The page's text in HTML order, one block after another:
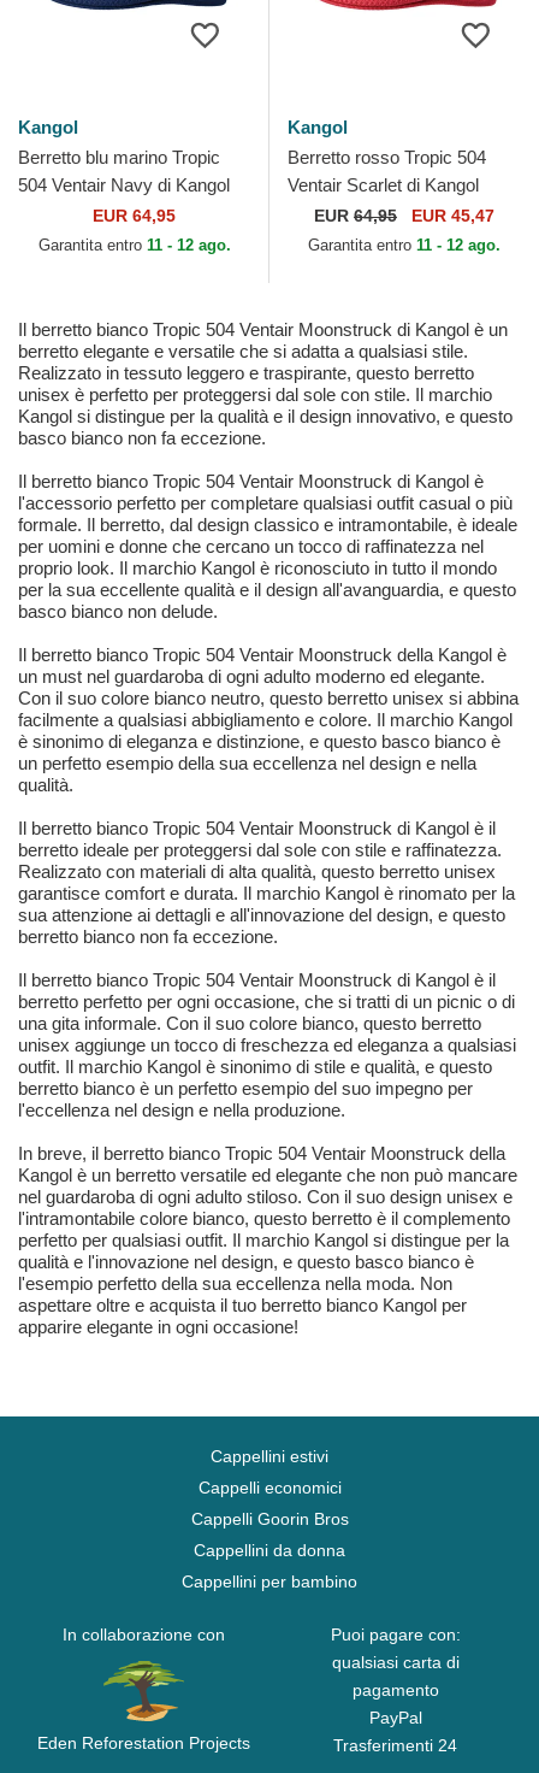
Kangol
Berretto blu marino Tropic
504 Ventair Navy di Kangol
EUR 64,95
Garantita entro 11 - 12 ago.
Kangol
Berretto rosso Tropic 504
Ventair Scarlet di Kangol
EUR 64,95 EUR 45,47
Garantita entro 11 - 12 ago.
Il berretto bianco Tropic 504 Ventair Moonstruck di Kangol è un
berretto elegante e versatile che si adatta a qualsiasi stile.
Realizzato in tessuto leggero e traspirante, questo berretto
unisex è perfetto per proteggersi dal sole con stile. Il marchio
Kangol si distingue per la qualità e il design innovativo, e questo
basco bianco non fa eccezione.
Il berretto bianco Tropic 504 Ventair Moonstruck di Kangol è
l'accessorio perfetto per completare qualsiasi outfit casual o più
formale. Il berretto, dal design classico e intramontabile, è ideale
per uomini e donne che cercano un tocco di raffinatezza nel
proprio look. Il marchio Kangol è riconosciuto in tutto il mondo
per la sua eccellente qualità e il design all'avanguardia, e questo
basco bianco non delude.
Il berretto bianco Tropic 504 Ventair Moonstruck della Kangol è
un must nel guardaroba di ogni adulto moderno ed elegante.
Con il suo colore bianco neutro, questo berretto unisex si abbina
facilmente a qualsiasi abbigliamento e colore. Il marchio Kangol
è sinonimo di eleganza e distinzione, e questo basco bianco è
un perfetto esempio della sua eccellenza nel design e nella
qualità.
Il berretto bianco Tropic 504 Ventair Moonstruck di Kangol è il
berretto ideale per proteggersi dal sole con stile e raffinatezza.
Realizzato con materiali di alta qualità, questo berretto unisex
garantisce comfort e durata. Il marchio Kangol è rinomato per la
sua attenzione ai dettagli e all'innovazione del design, e questo
berretto bianco non fa eccezione.
Il berretto bianco Tropic 504 Ventair Moonstruck di Kangol è il
berretto perfetto per ogni occasione, che si tratti di un picnic o di
una gita informale. Con il suo colore bianco, questo berretto
unisex aggiunge un tocco di freschezza ed eleganza a qualsiasi
outfit. Il marchio Kangol è sinonimo di stile e qualità, e questo
berretto bianco è un perfetto esempio del suo impegno per
l'eccellenza nel design e nella produzione.
In breve, il berretto bianco Tropic 504 Ventair Moonstruck della
Kangol è un berretto versatile ed elegante che non può mancare
nel guardaroba di ogni adulto stiloso. Con il suo design unisex e
l'intramontabile colore bianco, questo berretto è il complemento
perfetto per qualsiasi outfit. Il marchio Kangol si distingue per la
qualità e l'innovazione nel design, e questo basco bianco è
l'esempio perfetto della sua eccellenza nella moda. Non
aspettare oltre e acquista il tuo berretto bianco Kangol per
apparire elegante in ogni occasione!
Cappellini estivi
Cappelli economici
Cappelli Goorin Bros
Cappellini da donna
Cappellini per bambino
In collaborazione con
Eden Reforestation Projects
Puoi pagare con:
qualsiasi carta di
pagamento
PayPal
Trasferimenti 24